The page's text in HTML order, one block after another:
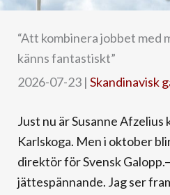
“Att kombinera jobbet med
känns fantastiskt”
2026-07-23 | Skandinavisk
Just nu är Susanne
Karlskoga. Men i oktober
direktör för Svensk
jättespännande. Jag ser